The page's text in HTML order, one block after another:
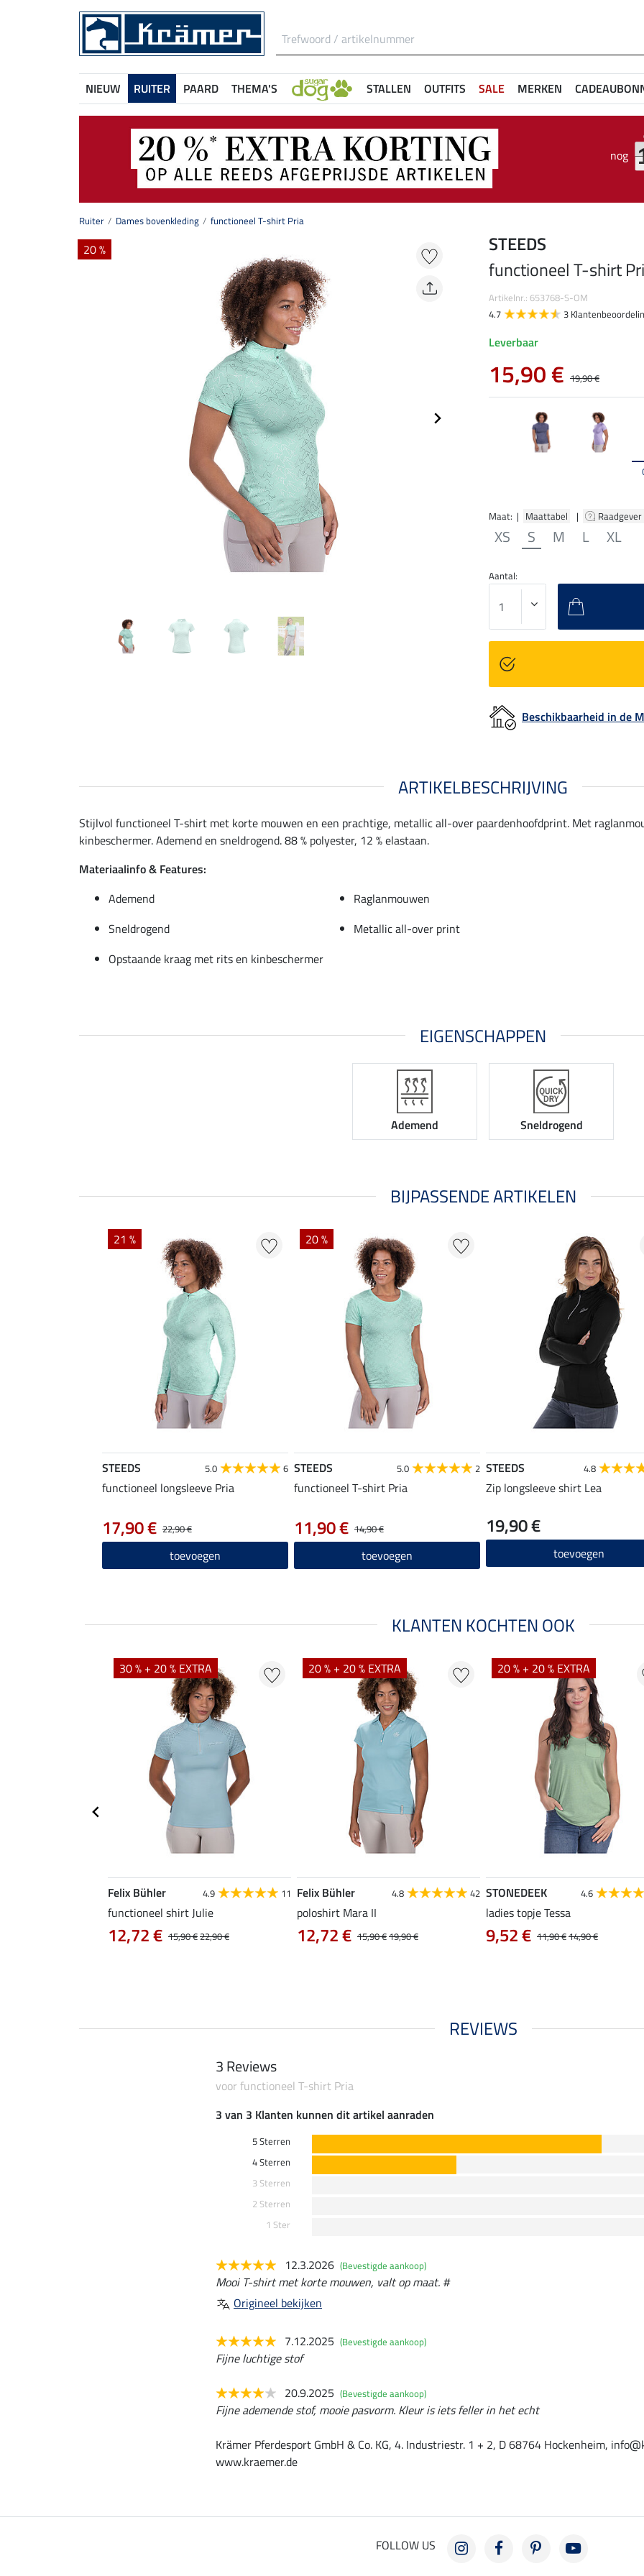
NIEUW RUITER PAARD THEMA'S STALLEN OUTFITS SALE MERKEN
nog
Ruiter Dames bovenkleding functioneel T-shirt Pria
20 %
Maat: | Maattabel | Raadgever
XS S M L XL
STEEDS
functioneel T-shirt
Artikelnr.: 653768-S-OM
4.7
3
Leverbaar
15,90 € 19,90 €
Aantal:
Beschikbaarheid in de
ARTIKELBESCHRIJVING
Stijlvol functioneel T-shirt met korte mouwen en een prachtige, metallic all-over paardenhoofdprint. Met
kinbeschermer. Ademend en sneldrogend. 88 % polyester, 12 % elastaan.
Materiaalinfo & Features:
Ademend
Raglanmouwen
Sneldrogend
Metallic all-over print
Opstaande kraag met rits en kinbeschermer
EIGENSCHAPPEN
Ademend Sneldrogend
BIJPASSENDE ARTIKELEN
21 %
STEEDS 5.0 6
functioneel longsleeve Pria
22,90 €
17,90 €
toevoegen
20 %
STEEDS 5.0 2
functioneel T-shirt Pria
14,90 €
11,90 €
toevoegen
STEEDS 4.8
Zip longsleeve shirt Lea
19,90 €
toevoegen
KLANTEN KOCHTEN OOK
30 % + 20 % EXTRA
Felix Bühler 4.9 11
functioneel shirt Julie
15,90 €22,90 €
12,72 €
20 % + 20 % EXTRA
Felix Bühler 4.8 42
poloshirt Mara II
15,90 €19,90 €
12,72 €
20 % + 20 % EXTRA
STONEDEEK 4.6
ladies topje Tessa
11,90 €14,90 €
9,52 €
REVIEWS
3 Reviews
voor functioneel T-shirt Pria
3 van 3 Klanten kunnen dit artikel aanraden
5 Sterren
4 Sterren
3 Sterren
2 Sterren
1 Ster
12.3.2026 (Bevestigde aankoop)
Mooi T-shirt met korte mouwen, valt op maat. #
Origineel bekijken
7.12.2025 (Bevestigde aankoop)
Fijne luchtige stof
20.9.2025 (Bevestigde aankoop)
Fijne ademende stof, mooie pasvorm. Kleur is iets feller in het echt
Krämer Pferdesport GmbH & Co. KG, 4. Industriestr. 1 + 2, D 68764 Hockenheim,
www.kraemer.de
FOLLOW US